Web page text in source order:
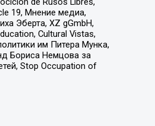
19, Мнение медиа,
Эберта, XZ gGmbH,
Cultural Vistas,
им Питера Мунка,
Бориса Немцова за
Stop Occupation of